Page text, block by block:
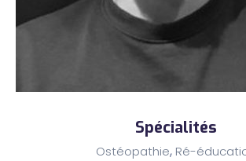
Spécialités
Ostéopathie, Ré-